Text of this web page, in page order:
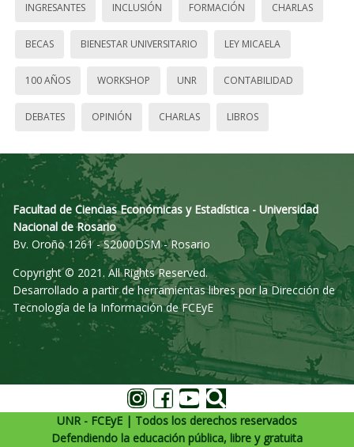
INGRESANTES INCLUSIÓN FORMACIÓN CHARLAS
BECAS BIENESTAR UNIVERSITARIO LEY MICAELA
100 AÑOS WORKSHOP UNR CONTABILIDAD
DEBATES OPINIÓN CHARLAS LIBROS
Facultad de Ciencias Económicas y Estadística - Universidad
Nacional de Rosario
Bv. Oroño 1261 - S2000DSM - Rosario
Copyright © 2021. All Rights Reserved.
Desarrollado a partir de herramientas libres por la Dirección de
Tecnología de la Información de FCEyE
UNR - FCEyE | Todos los derechos reservados
Defendiendo la educación pública, libre y gratuita